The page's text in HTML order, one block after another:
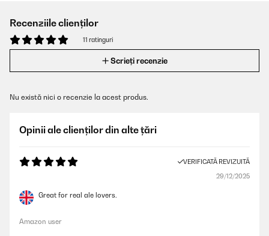
Recenziile clienților
11 ratinguri
Scrieți recenzie
Nu există nici o recenzie la acest produs.
Opinii ale clienților din alte țări
VERIFICATĂ REVIZUITĂ
29/12/2025
Great for real ale lovers.
Amazon user